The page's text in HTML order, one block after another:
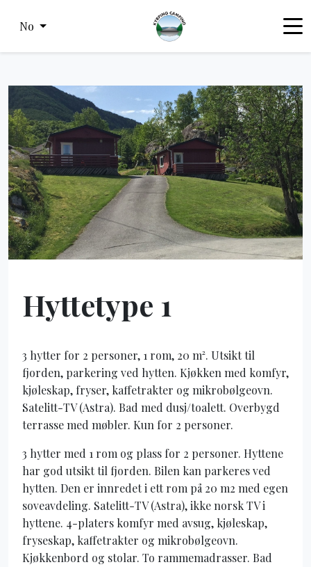
No
Hyttetype 1
3 hytter for 2 personer, 1 rom, 20 m². Utsikt til
fjorden, parkering ved hytten. Kjøkken med komfyr,
kjøleskap, fryser, kaffetrakter og mikrobølgeovn.
Satelitt-TV (Astra). Bad med dusj/toalett. Overbygd
terrasse med møbler. Kun for 2 personer.
3 hytter med 1 rom og plass for 2 personer. Hyttene
har god utsikt til fjorden. Bilen kan parkeres ved
hytten. Den er innredet i ett rom på 20 m2 med egen
soveavdeling. Satelitt-TV (Astra), ikke norsk TV i
hyttene. 4-platers komfyr med avsug, kjøleskap,
fryseskap, kaffetrakter og mikrobølgeovn.
Kjøkkenbord og stolar. To rammemadrasser. Bad